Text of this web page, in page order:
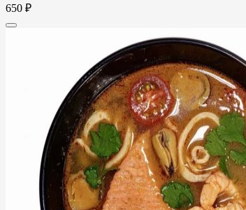
650 ₽